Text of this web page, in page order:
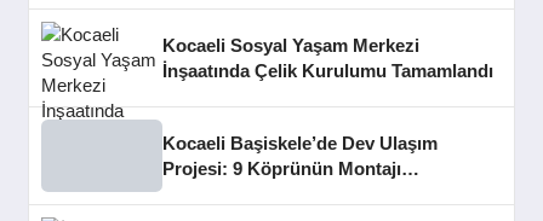
Kocaeli Sosyal Yaşam Merkezi
İnşaatında Çelik Kurulumu Tamamlandı
Kocaeli Başiskele’de Dev Ulaşım
Projesi: 9 Köprünün Montajı